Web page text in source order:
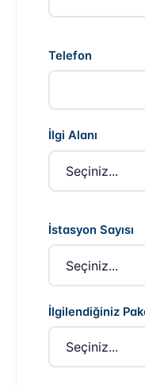
Telefon
İlgi Alanı
İstasyon Sayısı
İlgilendiğiniz